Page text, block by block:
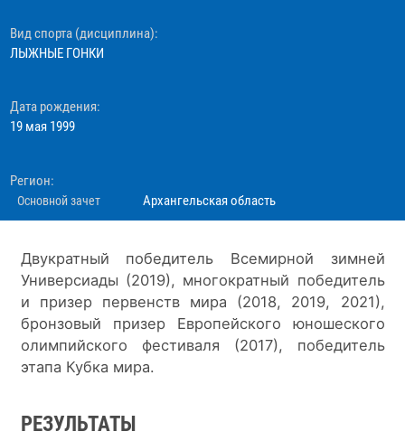
Вид спорта (дисциплина):
ЛЫЖНЫЕ ГОНКИ
Дата рождения:
19 мая 1999
Регион:
Основной зачет Архангельская область
Двукратный победитель Всемирной зимней
Универсиады (2019), многократный победитель
и призер первенств мира (2018, 2019, 2021),
бронзовый призер Европейского юношеского
олимпийского фестиваля (2017), победитель
этапа Кубка мира.
РЕЗУЛЬТАТЫ